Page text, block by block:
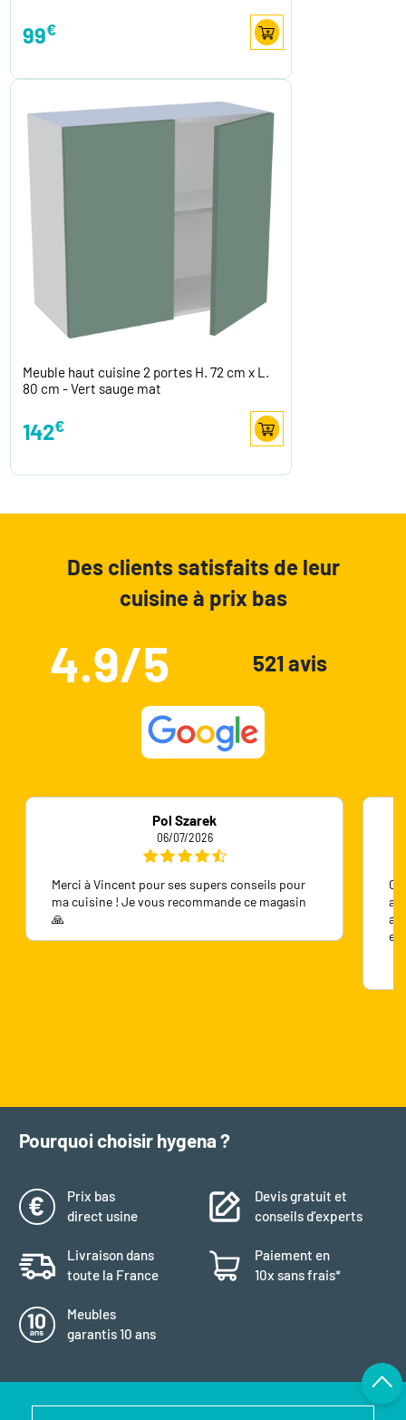
99€
Meuble haut cuisine 2 portes H. 72 cm x L.
80 cm - Vert sauge mat
142€
Des clients satisfaits de leur
cuisine à prix bas
4.9/5 521 avis
Pol Szarek
06/07/2026
Merci à Vincent pour ses supers conseils pour
ma cuisine ! Je vous recommande ce magasin
🙏
Pourquoi choisir hygena ?
Prix bas
direct usine
Devis gratuit et
conseils d’experts
Livraison dans
toute la France
Paiement en
10x sans frais*
Meubles
garantis 10 ans